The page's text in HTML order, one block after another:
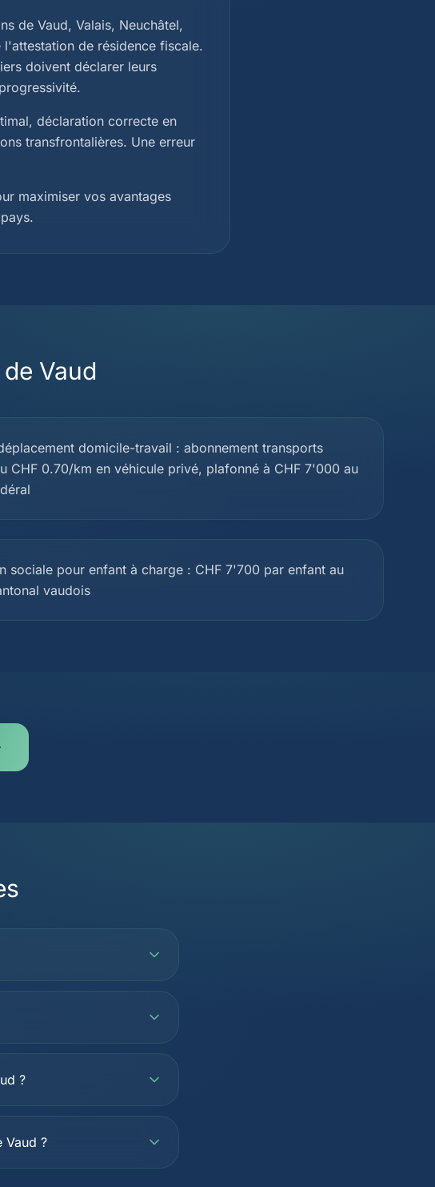
de Vaud, Valais, Neuchâtel,
de résidence fiscale.
doivent déclarer leurs
déclaration correcte en
transfrontalières. Une erreur
maximiser vos avantages
Vaud
domicile-travail : abonnement transports
CHF 0.70/km en véhicule privé, plafonné à CHF 7'000 au
sociale pour enfant à charge : CHF 7'700 par enfant au
vaudois
?
Vaud ?